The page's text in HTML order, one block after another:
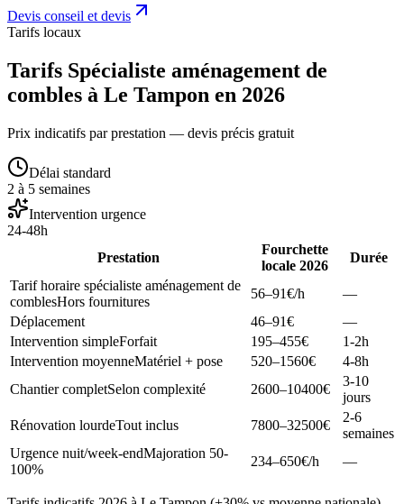
Devis conseil et devis
Tarifs locaux
Tarifs Spécialiste aménagement de
combles à Le Tampon en 2026
Prix indicatifs par prestation — devis précis gratuit
Délai standard
2 à 5 semaines
Intervention urgence
24-48h
Prestation
Fourchette
locale 2026
Durée
Tarif horaire spécialiste aménagement de
comblesHors fournitures
56–91€/h
—
Déplacement
46–91€
—
Intervention simpleForfait 195–455€
1-2h
Intervention moyenneMatériel + pose 520–1560€
4-8h
Chantier completSelon complexité 2600–10400€
3-10
jours
Rénovation lourdeTout inclus 7800–32500€
2-6
semaines
Urgence nuit/week-endMajoration 50-
100%
234–650€/h —